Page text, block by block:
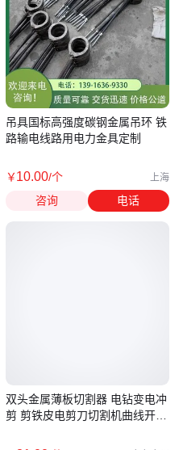
吊具国标高强度碳钢金属吊环 铁
路输电线路用电力金具定制
￥10.00/个 上海
咨询 电话
双头金属薄板切割器 电钻变电冲
剪 剪铁皮电剪刀切割机曲线开孔